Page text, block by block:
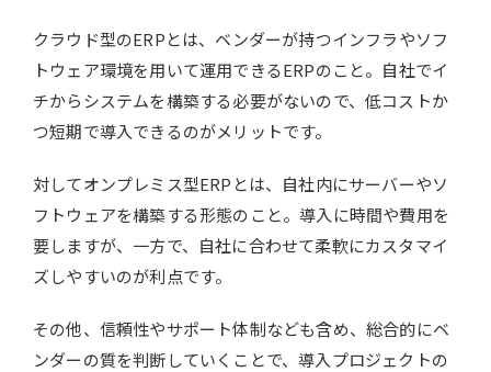
クラウド型のERPとは、ベンダーが持つインフラやソフ
トウェア環境を用いて運用できるERPのこと。自社でイ
チからシステムを構築する必要がないので、低コストか
つ短期で導入できるのがメリットです。
対してオンプレミス型ERPとは、自社内にサーバーやソ
フトウェアを構築する形態のこと。導入に時間や費用を
要しますが、一方で、自社に合わせて柔軟にカスタマイ
ズしやすいのが利点です。
その他、信頼性やサポート体制なども含め、総合的にベ
ンダーの質を判断していくことで、導入プロジェクトの